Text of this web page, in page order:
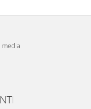
media